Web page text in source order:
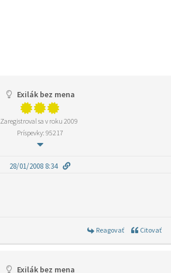
Exilák bez mena
Zaregistroval sa v roku 2009
Príspevky: 95217
28/01/2008 8:34
Reagovať Citovať
Exilák bez mena